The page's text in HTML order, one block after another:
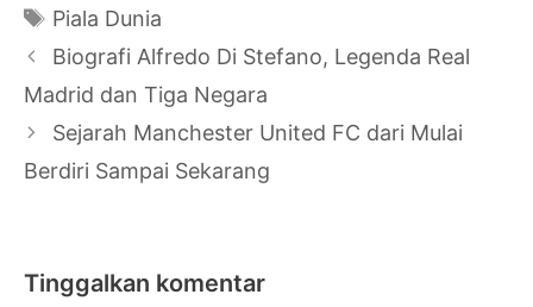
Tag
Piala Dunia
Navigasi
Tulisan
Biografi Alfredo Di Stefano, Legenda Real
Madrid dan Tiga Negara
Sejarah Manchester United FC dari Mulai
Berdiri Sampai Sekarang
Tinggalkan komentar